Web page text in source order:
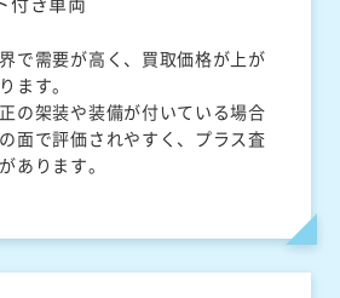
で需要が高く、買取価格が上が
ます。
の架装や装備が付いている場合
面で評価されやすく、プラス査
あります。